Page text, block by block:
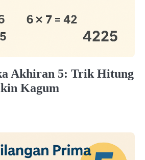
Akhiran 5: Trik Hitung
Kagum